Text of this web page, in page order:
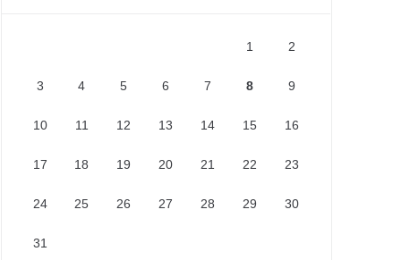
1 2
3 4 5 6 7 8 9
10 11 12 13 14 15 16
17 18 19 20 21 22 23
24 25 26 27 28 29 30
31